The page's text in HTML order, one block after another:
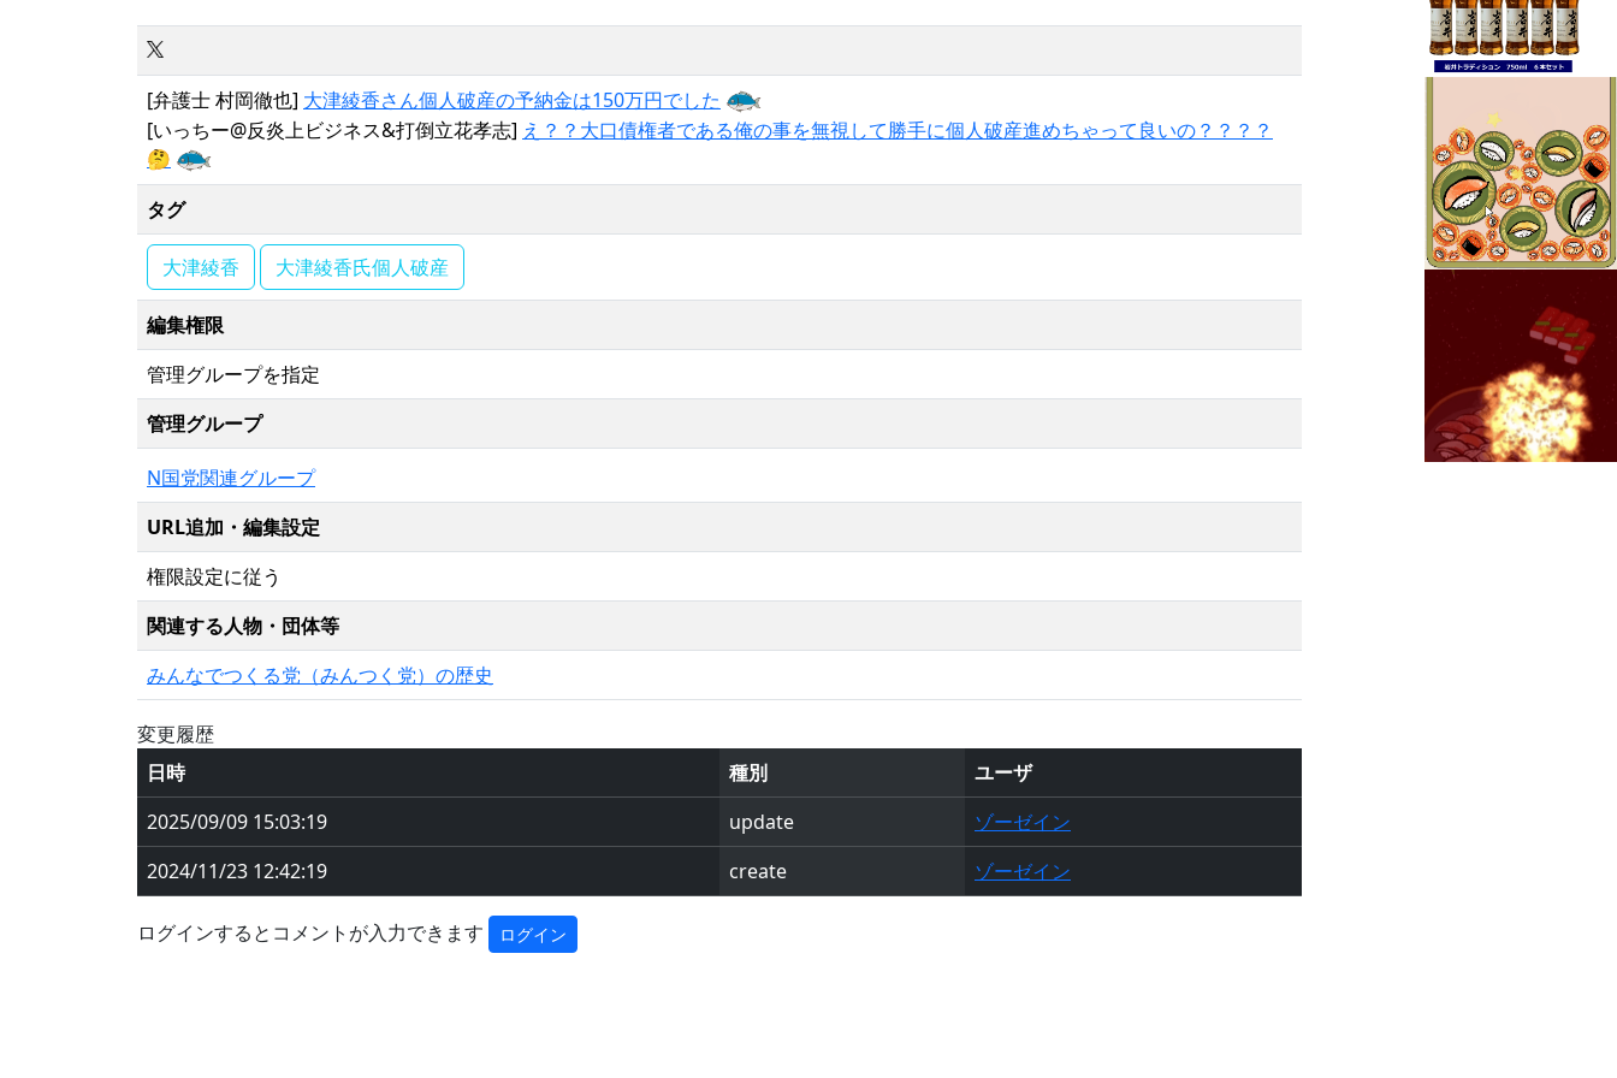
[弁護士 村岡徹也] 大津綾香さん個人破産の予納金は150万円でした
[いっちー@反炎上ビジネス&打倒立花孝志] え？？大口債権者である俺の事を無視して勝手に個人破産進めちゃって良いの？？？？
🤔
タグ
大津綾香 大津綾香氏個人破産
編集権限
管理グループを指定
管理グループ
N国党関連グループ
URL追加・編集設定
権限設定に従う
関連する人物・団体等
みんなでつくる党（みんつく党）の歴史
変更履歴
日時
種別
ユーザ
2025/09/09 15:03:19
update
ゾーゼイン
2024/11/23 12:42:19
create ゾーゼイン
ログインするとコメントが入力できます ログイン